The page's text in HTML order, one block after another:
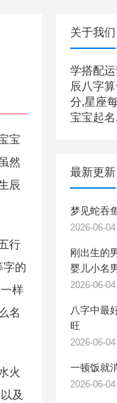
宝
然
辰
行
字的
样
名
火
及
关于我们
学搭配
辰八字
分,星座
宝宝起名
最新更新
梦见蛇吞
2026-06-04
刚出生的
婴儿小名
2026-06-04
八字中最
旺
2026-06-04
一顿饭就
2026-06-04